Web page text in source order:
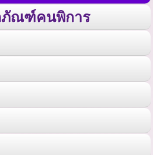
ภัณฑ์คนพิการ